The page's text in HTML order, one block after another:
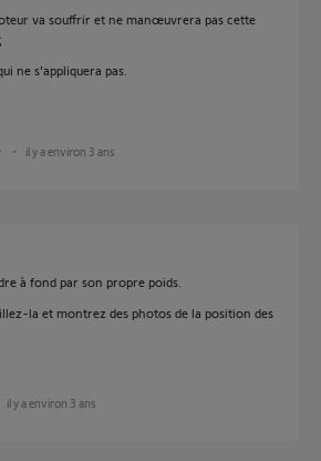
va souffrir et ne manœuvrera pas cette
ne s'appliquera pas.
il y a environ 3 ans
à fond par son propre poids.
la et montrez des photos de la position des
il y a environ 3 ans